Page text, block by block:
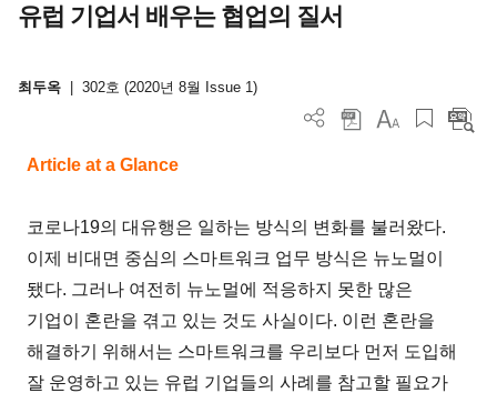
유럽 기업서 배우는 협업의 질서
최두옥 302호 (2020년 8월 Issue 1)
Article at a Glance
코로나19의 대유행은 일하는 방식의 변화를 불러왔다.
이제 비대면 중심의 스마트워크 업무 방식은 뉴노멀이
됐다. 그러나 여전히 뉴노멀에 적응하지 못한 많은
기업이 혼란을 겪고 있는 것도 사실이다. 이런 혼란을
해결하기 위해서는 스마트워크를 우리보다 먼저 도입해
잘 운영하고 있는 유럽 기업들의 사례를 참고할 필요가